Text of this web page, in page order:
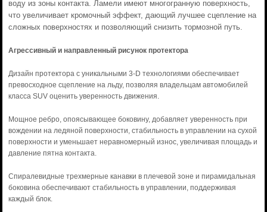
воду из зоны контакта. Ламели имеют многогранную поверхность,
что увеличивает кромочный эффект, дающий лучшее сцепление на
сложных поверхностях и позволяющий снизить тормозной путь.
Агрессивный и направленный рисунок протектора
Дизайн протектора с уникальными 3-D технологиями обеспечивает
превосходное сцепление на льду, позволяя владельцам автомобилей
класса SUV оценить уверенность движения.
Мощное ребро, опоясывающее боковину, добавляет уверенность при
вождении на ледяной поверхности, стабильность в управлении на сухой
поверхности и уменьшает неравномерный износ, увеличивая площадь и
давление пятна контакта.
Спиралевидные трехмерные канавки в плечевой зоне и пирамидальная
боковина обеспечивают стабильность в управлении, поддерживая
каждый блок.